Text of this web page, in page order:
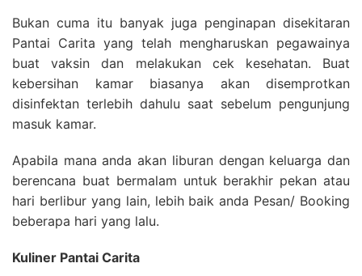
Bukan cuma itu banyak juga penginapan disekitaran
Pantai Carita yang telah mengharuskan pegawainya
buat vaksin dan melakukan cek kesehatan. Buat
kebersihan kamar biasanya akan disemprotkan
disinfektan terlebih dahulu saat sebelum pengunjung
masuk kamar.
Apabila mana anda akan liburan dengan keluarga dan
berencana buat bermalam untuk berakhir pekan atau
hari berlibur yang lain, lebih baik anda Pesan/ Booking
beberapa hari yang lalu.
Kuliner Pantai Carita